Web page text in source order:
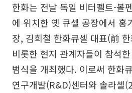
한화는 전날 독일 비터펠트-
에 위치한 옛 큐셀 공장에서 홍
장, 김희철 한화큐셀 대표(前
비롯한 현지 관계자들이 참석
범식을 개최했다. 이로써 한화
연구개발(R&D)센터와 솔라셀